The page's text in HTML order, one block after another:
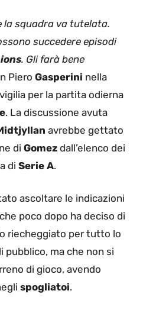
la squadra va tutelata.
succedere episodi
. Gli farà bene
Piero Gasperini nella
per la partita odierna
. La discussione avuta
avrebbe gettato
di Gomez dall’elenco dei
di Serie A.
ascoltare le indicazioni
poco dopo ha deciso di
riecheggiato per tutto lo
pubblico, ma che non si
di gioco, avendo
spogliatoi.